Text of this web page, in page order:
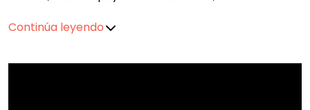
y el machismo en la relación de Stella y Stanley, un
violencia, y que con la presencia de Blanche se
Continúa leyendo